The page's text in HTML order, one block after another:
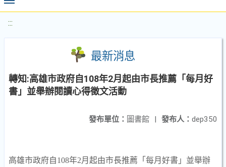
:::
最新消息
轉知:高雄市政府自108年2月起由市長推薦「每月好
書」並舉辦閱讀心得徵文活動
發布人： dep350
發布單位： 圖書館 |
高雄市政府自108年2月起由市長推薦「每月好書」並舉辦